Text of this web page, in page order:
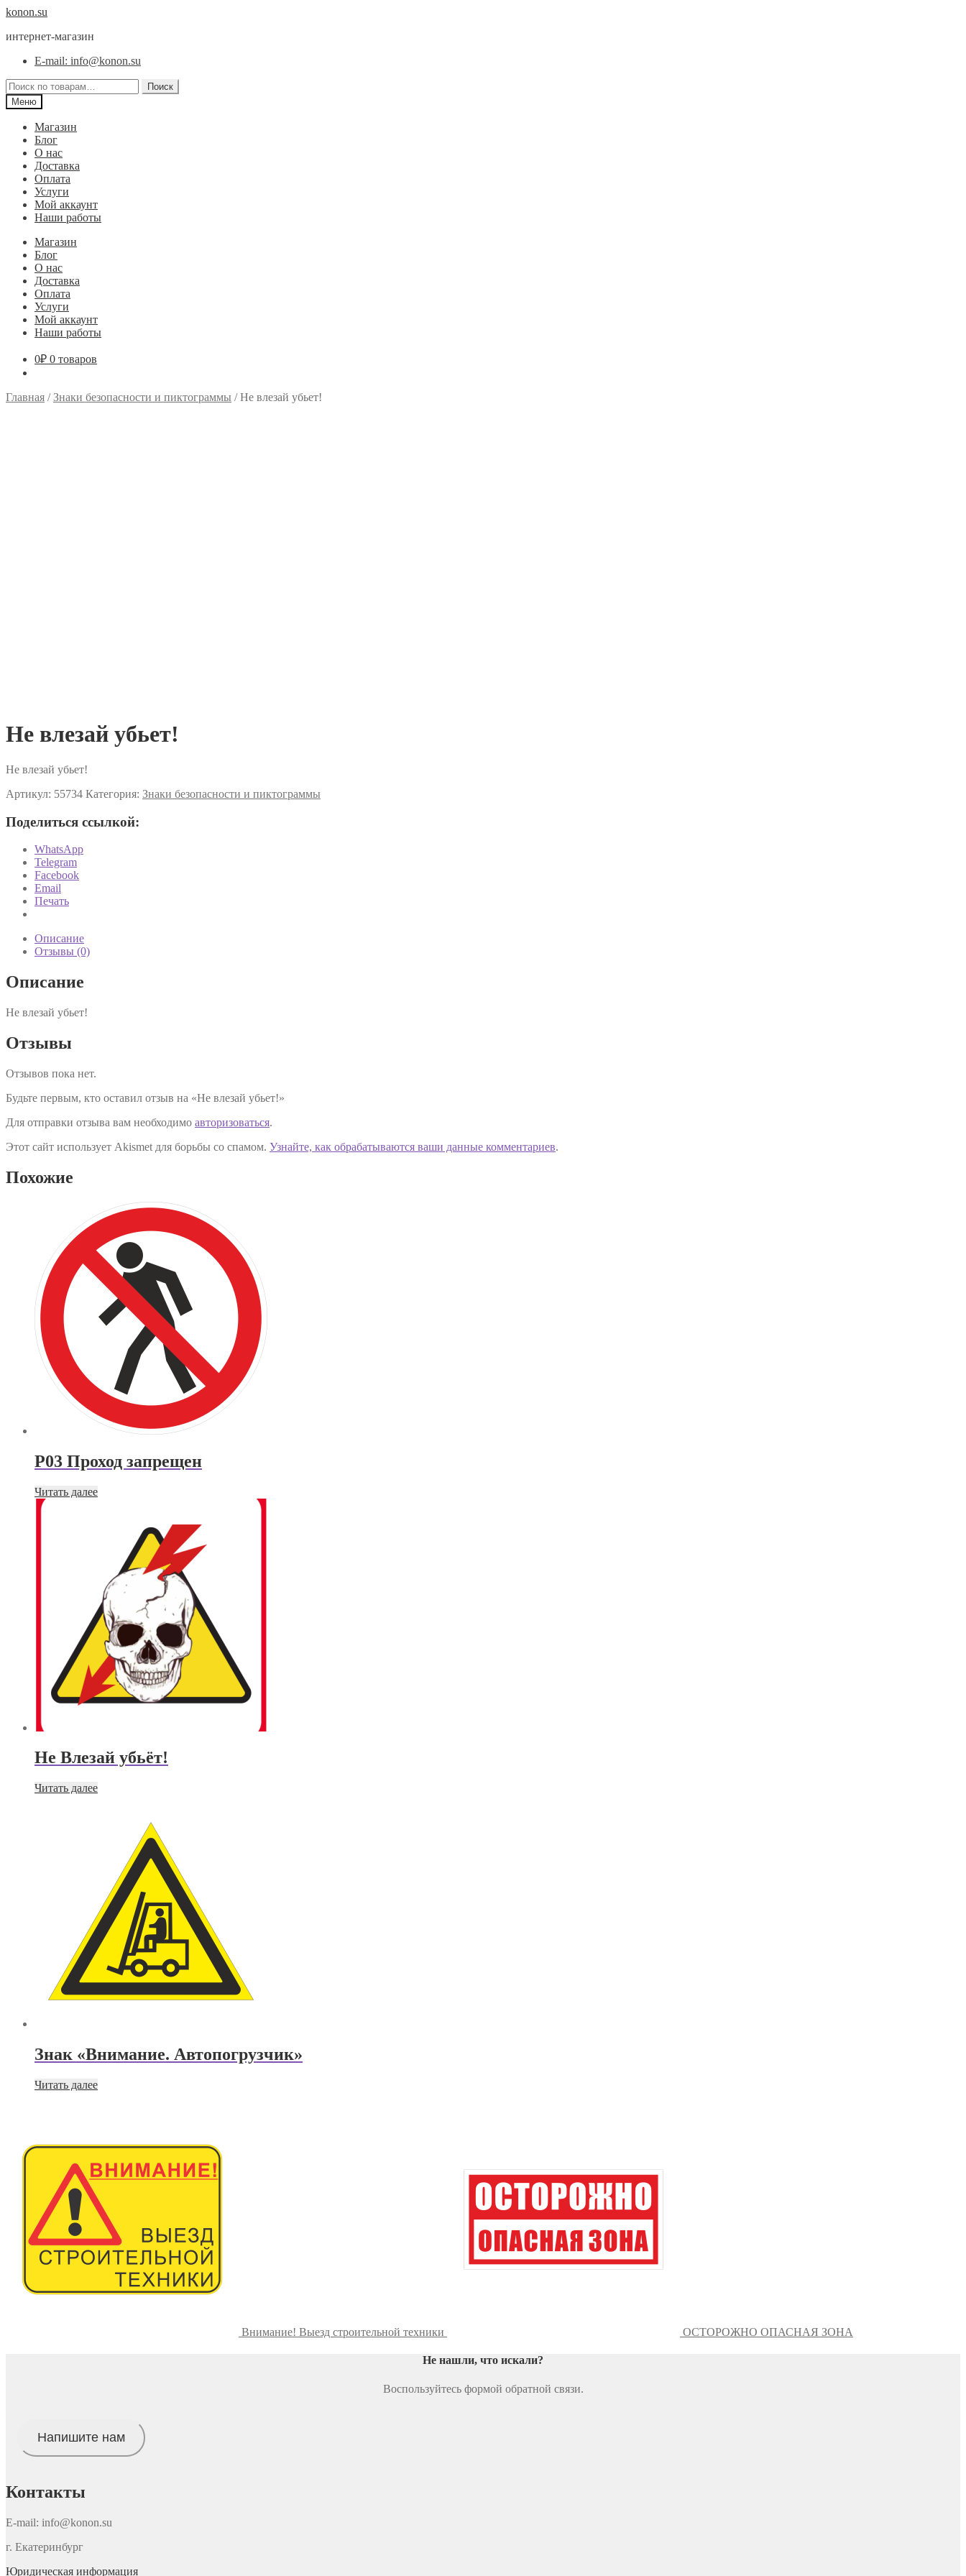
Перейти
навигации
Перейти
содержимому
konon.su
интернет-магазин
E-mail: info@konon.su
Искать:
Поиск
Меню
Магазин
Блог
О нас
Доставка
Оплата
Услуги
Мой аккаунт
Наши работы
Магазин
Блог
О нас
Доставка
Оплата
Услуги
Мой аккаунт
Наши работы
0₽ 0 товаров
Главная /Знаки безопасности и пиктограммы /Не влезай убьет!
Не влезай убьет!
Не влезай убьет!
Артикул: 55734 Категория: Знаки безопасности и пиктограммы
Поделиться ссылкой:
WhatsApp
Telegram
Facebook
Email
Печать
Описание
Отзывы (0)
Описание
Не влезай убьет!
Отзывы
Отзывов пока нет.
Будьте первым, кто оставил отзыв на «Не влезай убьет!»
Для отправки отзыва вам необходимо авторизоваться.
Этот сайт использует Akismet для борьбы со спамом. Узнайте, как обрабатываются ваши данные комментариев.
Похожие
P03 Проход запрещен
Читать далее
Не Влезай убьёт!
Читать далее
Знак «Внимание. Автопогрузчик»
Читать далее
Внимание! Выезд строительной техники ОСТОРОЖНО ОПАСНАЯ ЗОНА
Не нашли, что искали?
Воспользуйтесь формой обратной связи.
Напишите нам
Контакты
E-mail: info@konon.su
г. Екатеринбург
Юридическая информация